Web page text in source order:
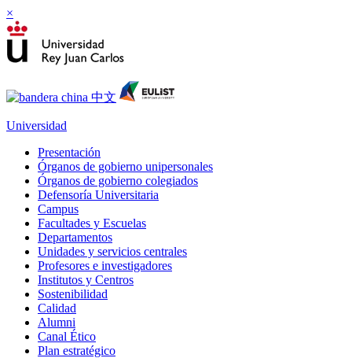
×
Universidad
Presentación
Órganos de gobierno unipersonales
Órganos de gobierno colegiados
Defensoría Universitaria
Campus
Facultades y Escuelas
Departamentos
Unidades y servicios centrales
Profesores e investigadores
Institutos y Centros
Sostenibilidad
Calidad
Alumni
Canal Ético
Plan estratégico